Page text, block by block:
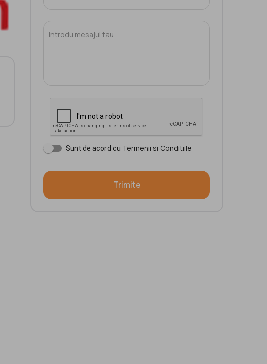
Sunt de acord cu Termenii si Conditiile
Trimite